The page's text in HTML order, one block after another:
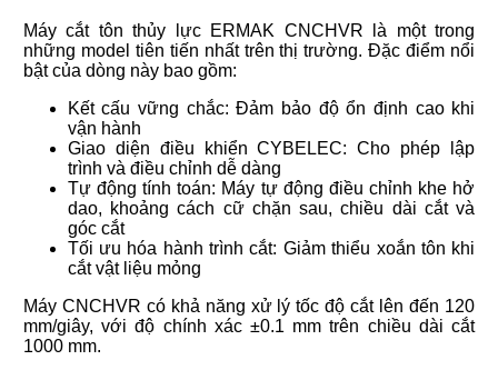
Máy cắt tôn thủy lực ERMAK CNCHVR là một trong
những model tiên tiến nhất trên thị trường. Đặc điểm nổi
bật của dòng này bao gồm:
Kết cấu vững chắc: Đảm bảo độ ổn định cao khi
vận hành
Giao diện điều khiển CYBELEC: Cho phép lập
trình và điều chỉnh dễ dàng
Tự động tính toán: Máy tự động điều chỉnh khe hở
dao, khoảng cách cữ chặn sau, chiều dài cắt và
góc cắt
Tối ưu hóa hành trình cắt: Giảm thiểu xoắn tôn khi
cắt vật liệu mỏng
Máy CNCHVR có khả năng xử lý tốc độ cắt lên đến 120
mm/giây, với độ chính xác ±0.1 mm trên chiều dài cắt
1000 mm.